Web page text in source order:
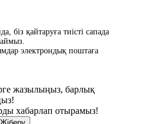
біз қайтаруға тиісті сапада
электрондық поштаға
жазылыңыз, барлық
хабарлап отырамыз!